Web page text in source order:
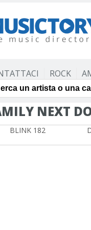
ROCK
NEXT
BLINK 182